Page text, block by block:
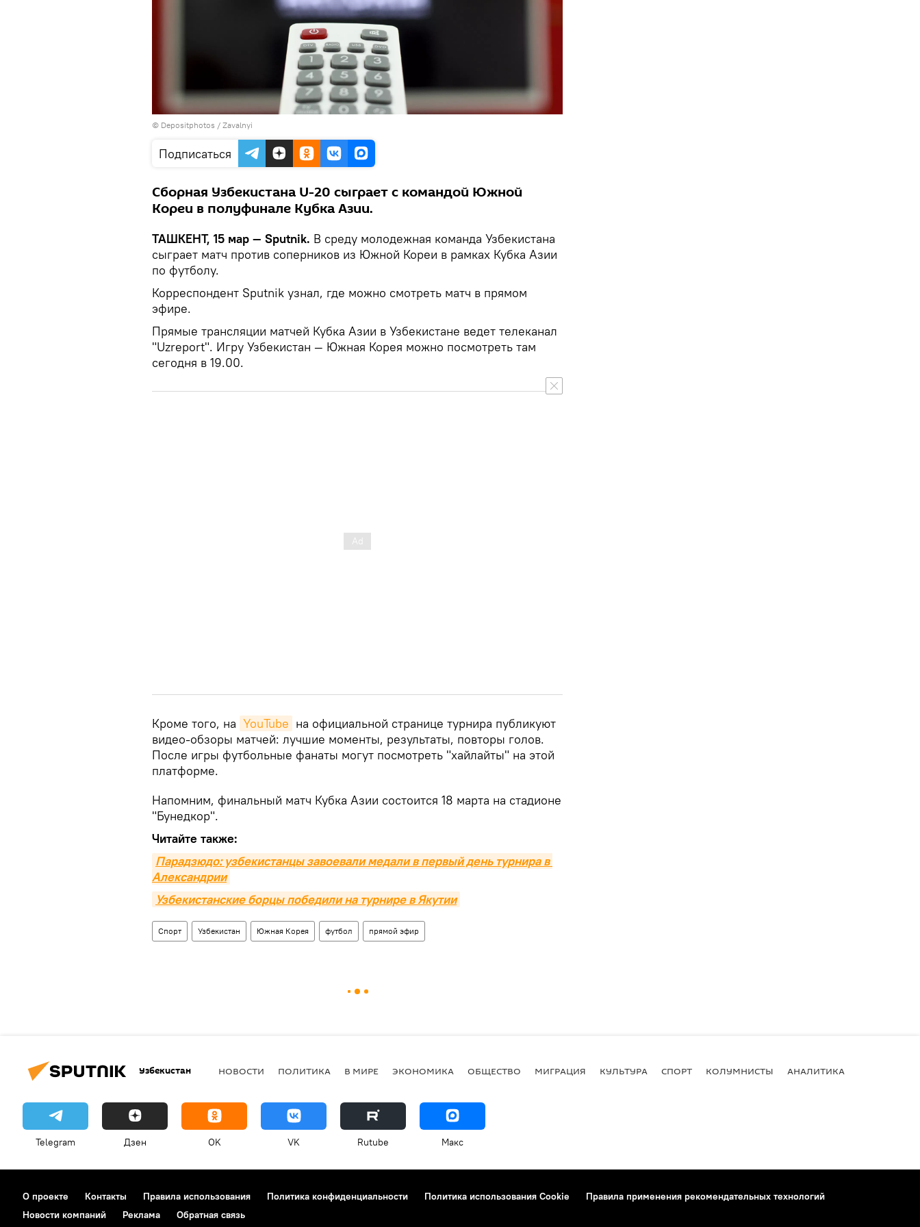
© Depositphotos / Zavalnyi
Подписаться
Сборная Узбекистана U-20 сыграет с командой Южной
Кореи в полуфинале Кубка Азии.
ТАШКЕНТ, 15 мар — Sputnik. В среду молодежная команда Узбекистана
сыграет матч против соперников из Южной Кореи в рамках Кубка Азии
по футболу.
Корреспондент Sputnik узнал, где можно смотреть матч в прямом
эфире.
Прямые трансляции матчей Кубка Азии в Узбекистане ведет телеканал
"Uzreport". Игру Узбекистан — Южная Корея можно посмотреть там
сегодня в 19.00.
Кроме того, на YouTube на официальной странице турнира публикуют
видео-обзоры матчей: лучшие моменты, результаты, повторы голов.
После игры футбольные фанаты могут посмотреть "хайлайты" на этой
платформе.
Напомним, финальный матч Кубка Азии состоится 18 марта на стадионе
"Бунедкор".
Читайте также:
Парадзюдо: узбекистанцы завоевали медали в первый день турнира в
Александрии
Узбекистанские борцы победили на турнире в Якутии
Спорт Узбекистан Южная Корея футбол прямой эфир
Узбекистан НОВОСТИ ПОЛИТИКА В МИРЕ ЭКОНОМИКА ОБЩЕСТВО МИГРАЦИЯ КУЛЬТУРА СПОРТ КОЛУМНИСТЫ АНАЛИТИКА
Telegram Дзен OK VK Rutube Макс
О проекте Контакты Правила использования Политика конфиденциальности Политика использования Cookie
Правила применения рекомендательных технологий
Новости компаний
Реклама Обратная связь